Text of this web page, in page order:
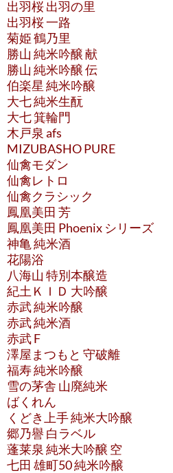
出羽桜 出羽の里
出羽桜 一路
菊姫 鶴乃里
勝山 純米吟醸 献
勝山 純米吟醸 伝
伯楽星 純米吟醸
大七 純米生酛
大七 箕輪門
木戸泉 afs
MIZUBASHO PURE
仙禽モダン
仙禽レトロ
仙禽クラシック
鳳凰美田 芳
鳳凰美田 Phoenix シリーズ
神亀 純米酒
花陽浴
八海山 特別本醸造
紀土ＫＩＤ 大吟醸
赤武 純米吟醸
赤武 純米酒
赤武 F
澤屋まつもと 守破離
福寿 純米吟醸
雪の茅舎 山廃純米
ばくれん
くどき上手 純米大吟醸
郷乃譽 白ラベル
蓬莱泉 純米大吟醸 空
七田 雄町50 純米吟醸